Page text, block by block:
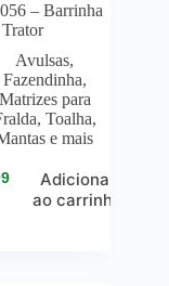
– Barrinha
Trator
Avulsas,
Fazendinha,
Matrizes para
Toalha,
e mais
Adicionar
ao carrinho